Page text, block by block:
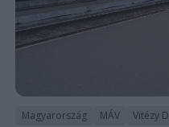
Magyarország MÁV Vitézy